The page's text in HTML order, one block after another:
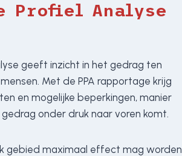
Profiel Analyse
geeft inzicht in het gedrag ten
Met de PPA rapportage krijg
en mogelijke beperkingen, manier
onder druk naar voren komt.
gebied maximaal effect mag worden